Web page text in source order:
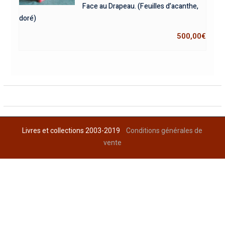
Face au Drapeau. (Feuilles d’acanthe,
doré)
500,00€
Livres et collections 2003-2019Conditions générales de
vente